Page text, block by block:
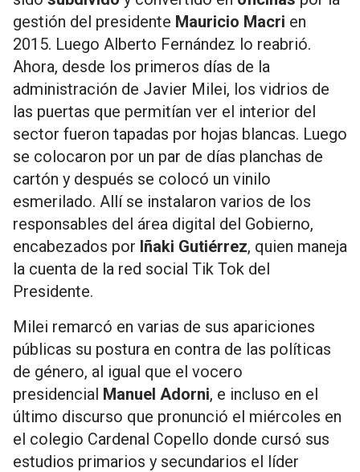
gestión del presidente Mauricio Macri en
2015. Luego Alberto Fernández lo reabrió.
Ahora, desde los primeros días de la
administración de Javier Milei, los vidrios de
las puertas que permitían ver el interior del
sector fueron tapadas por hojas blancas. Luego
se colocaron por un par de días planchas de
cartón y después se colocó un vinilo
esmerilado. Allí se instalaron varios de los
responsables del área digital del Gobierno,
encabezados por Iñaki Gutiérrez, quien maneja
la cuenta de la red social Tik Tok del
Presidente.
Milei remarcó en varias de sus apariciones
públicas su postura en contra de las políticas
de género, al igual que el vocero
presidencial Manuel Adorni, e incluso en el
último discurso que pronunció el miércoles en
el colegio Cardenal Copello donde cursó sus
estudios primarios y secundarios el líder